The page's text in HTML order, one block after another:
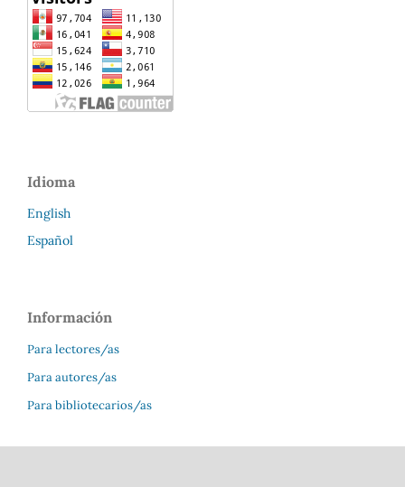
Idioma
English
Español
Información
Para lectores/as
Para autores/as
Para bibliotecarios/as